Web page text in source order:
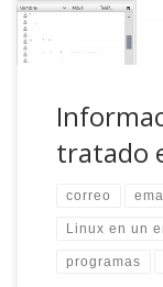
tratado
correo
Linux en un
programas